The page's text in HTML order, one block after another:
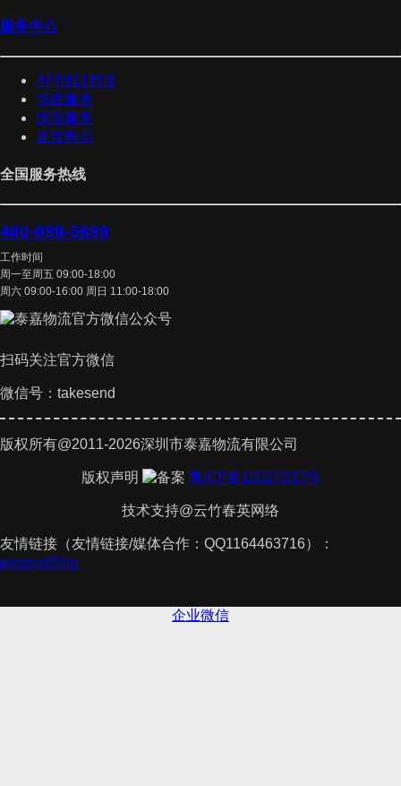
服务中心
API接口对接
揽收服务
保险服务
直营网点
全国服务热线
400-098-5699
工作时间
周一至周五 09:00-18:00
周六 09:00-16:00 周日 11:00-18:00
扫码关注官方微信
微信号：takesend
版权所有@2011-2026深圳市泰嘉物流有限公司
版权声明 粤ICP备12027267号
技术支持@云竹春英网络
友情链接（友情链接/媒体合作：QQ1164463716）：
企业微信